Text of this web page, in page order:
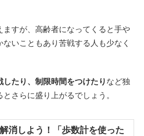
ますが、高齢者になってくると手や
いこともあり苦戦する人も少なく
たり、制限時間をつけたり など独
さらに盛り上がるでしょう。
消しよう！「歩数計を使った